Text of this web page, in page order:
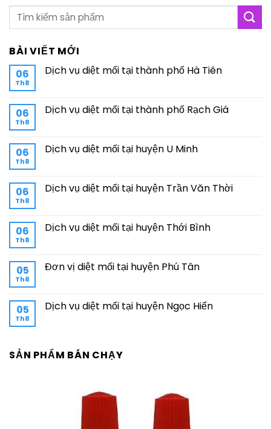
BÀI VIẾT MỚI
06
Th8
Dịch vụ diệt mối tại thành phố Hà Tiên
06
Th8
Dịch vụ diệt mối tại thành phố Rạch Giá
06
Th8
Dịch vụ diệt mối tại huyện U Minh
06
Th8
Dịch vụ diệt mối tại huyện Trần Văn Thời
06
Th8
Dịch vụ diệt mối tại huyện Thới Bình
05
Th8
Đơn vị diệt mối tại huyện Phú Tân
05
Th8
Dịch vụ diệt mối tại huyện Ngọc Hiển
SẢN PHẨM BÁN CHẠY